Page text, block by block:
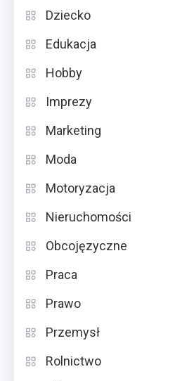
Dziecko
Edukacja
Hobby
Imprezy
Marketing
Moda
Motoryzacja
Nieruchomości
Obcojęzyczne
Praca
Prawo
Przemysł
Rolnictwo